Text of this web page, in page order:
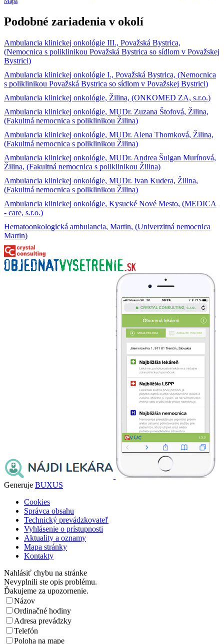
Podobné zariadenia v okolí
Ambulancia klinickej onkológie III., Považská Bystrica,
(Nemocnica s poliklinikou Považská Bystrica so sídlom v Považskej
Bystrici)
Ambulancia klinickej onkológie I., Považská Bystrica, (Nemocnica
s poliklinikou Považská Bystrica so sídlom v Považskej Bystrici)
Ambulancia klinickej onkológie, Žilina, (ONKOMED ZA, s.r.o.)
Ambulancia klinickej onkológie, MUDr. Zuzana Štofová, Žilina,
(Fakultná nemocnica s poliklinikou Žilina)
Ambulancia klinickej onkológie, MUDr. Alena Thomková, Žilina,
(Fakultná nemocnica s poliklinikou Žilina)
Ambulancia klinickej onkológie, MUDr. Andrea Šulgan Murínová,
Žilina, (Fakultná nemocnica s poliklinikou Žilina)
Ambulancia klinickej onkológie, MUDr. Ivan Kudera, Žilina,
(Fakultná nemocnica s poliklinikou Žilina)
Ambulancia klinickej onkológie, Kysucké Nové Mesto, (MEDICA
- care, s.r.o.)
Hematoonkologická ambulancia, Martin, (Univerzitná nemocnica
Martin)
Generuje BUXUS
Cookies
Správca obsahu
Technický prevádzkovateľ
Vyhlásenie o prístupnosti
Aktuality a oznamy
Mapa stránky
Kontakty
Nahlásiť chybu na stránke
Nevyplnili ste opis problému.
Ďakujeme za upozornenie.
Názov
Ordinačné hodiny
Adresa prevádzky
Telefón
Poloha na mape